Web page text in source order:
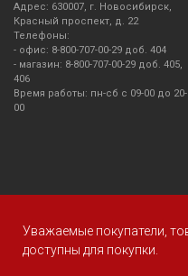
Уважаемые покупатели,
доступны для покупки.
Адрес: 630007, г. Новосибирск,
Красный проспект, д. 22
Телефоны:
- офис: 8-800-707-00-29 доб. 404
- магазин: 8-800-707-00-29 доб. 405,
406
Время работы: пн-сб с 09-00 до 20-
00